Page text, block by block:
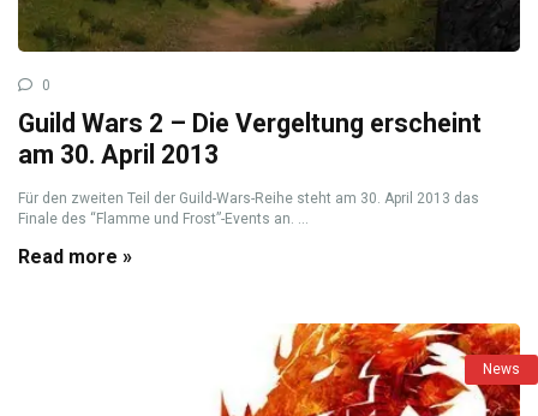
0
Guild Wars 2 – Die Vergeltung erscheint
am 30. April 2013
Für den zweiten Teil der Guild-Wars-Reihe steht am 30. April 2013 das
Finale des “Flamme und Frost”-Events an. ...
Read more »
News